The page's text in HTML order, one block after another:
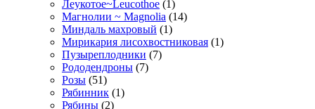
Леукотое~Leucothoe (1)
Магнолии ~ Magnolia (14)
Миндаль махровый (1)
Мирикария лисохвостниковая (1)
Пузыреплодники (7)
Рододендроны (7)
Розы (51)
Рябинник (1)
Рябины (2)